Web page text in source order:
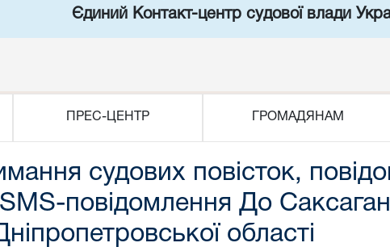
Єдиний Контакт-центр судової влади
ПРЕС-ЦЕНТР ГРОМАДЯНАМ
судових повісток,
повідомлення До
області